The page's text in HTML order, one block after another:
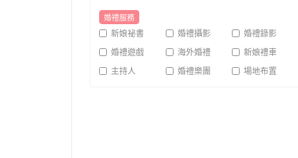
婚禮服務
新娘祕書 婚禮攝影 婚禮錄影
婚禮遊戲
海外婚禮 新娘禮車
主持人
婚禮樂團 場地布置